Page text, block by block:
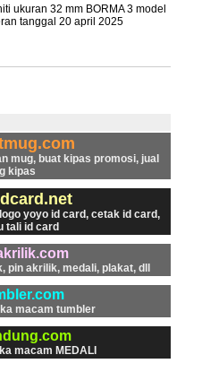
ukuran 32 mm BORMA 3 model
tanggal 20 april 2025
mug, buat kipas promosi, jual
kipas
yoyo id card, cetak id card,
tali id card
pin akrilik, medali, plakat, dll
macam tumbler
macam MEDALI